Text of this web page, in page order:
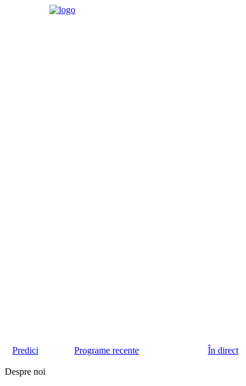
Predici Programe recente În direct
Despre noi